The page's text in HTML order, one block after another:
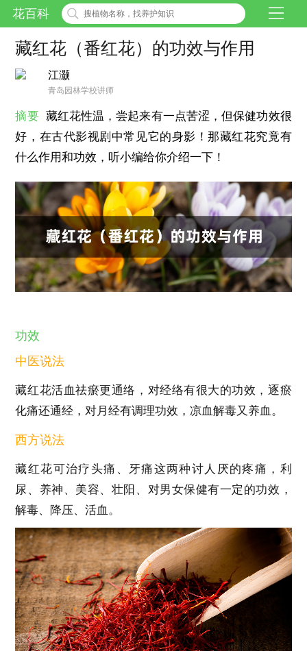
花百科
藏红花（番红花）的功效与作用
江灏
青岛园林学校讲师
摘要 藏红花性温，尝起来有一点苦涩，但保健功效很
好，在古代影视剧中常见它的身影！那藏红花究竟有
什么作用和功效，听小编给你介绍一下！
功效
中医说法
藏红花活血祛瘀更通络，对经络有很大的功效，逐瘀
化痛还通经，对月经有调理功效，凉血解毒又养血。
西方说法
藏红花可治疗头痛、牙痛这两种讨人厌的疼痛，利
尿、养神、美容、壮阳、对男女保健有一定的功效，
解毒、降压、活血。